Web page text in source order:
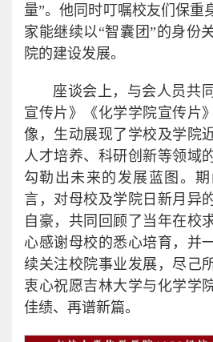
量”。他同时叮嘱校友们保重
家能继续以“智囊团”的身份
院的建设发展。
座谈会上，与会人员共
宣传片》《化学学院宣传片
像，生动展现了学校及学院
人才培养、科研创新等领域
勾勒出未来的发展蓝图。
言，对母校及学院日新月异
自豪，共同回顾了当年在校
心感谢母校的悉心培育，并
续关注校院事业发展，尽己
衷心祝愿吉林大学与化学学
佳绩、再谱新篇。